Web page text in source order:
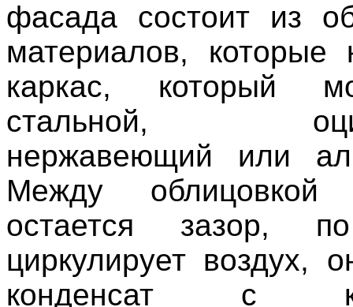
фасада состоит из
материалов, которые
каркас, который
стальной,
нержавеющий или
Между
остается зазор,
циркулирует воздух,
конденсат с